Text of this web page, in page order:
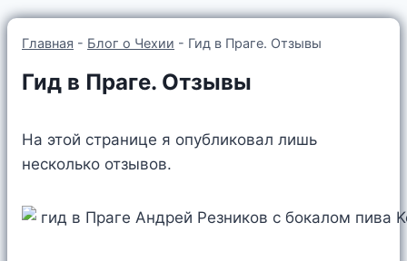
Главная - Блог о Чехии - Гид в Праге. Отзывы
Гид в Праге. Отзывы
На этой странице я опубликовал лишь
несколько отзывов.